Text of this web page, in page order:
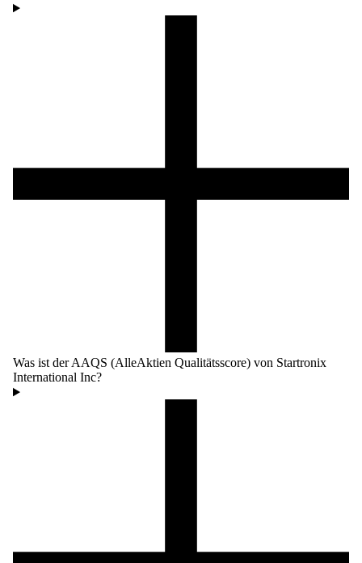
Was ist der AAQS (AlleAktien Qualitätsscore) von Startronix
International Inc?